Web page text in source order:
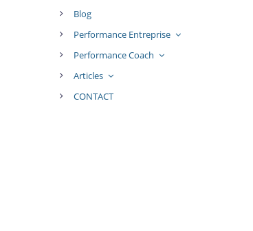
Blog
Performance Entreprise
Performance Coach
Articles
CONTACT